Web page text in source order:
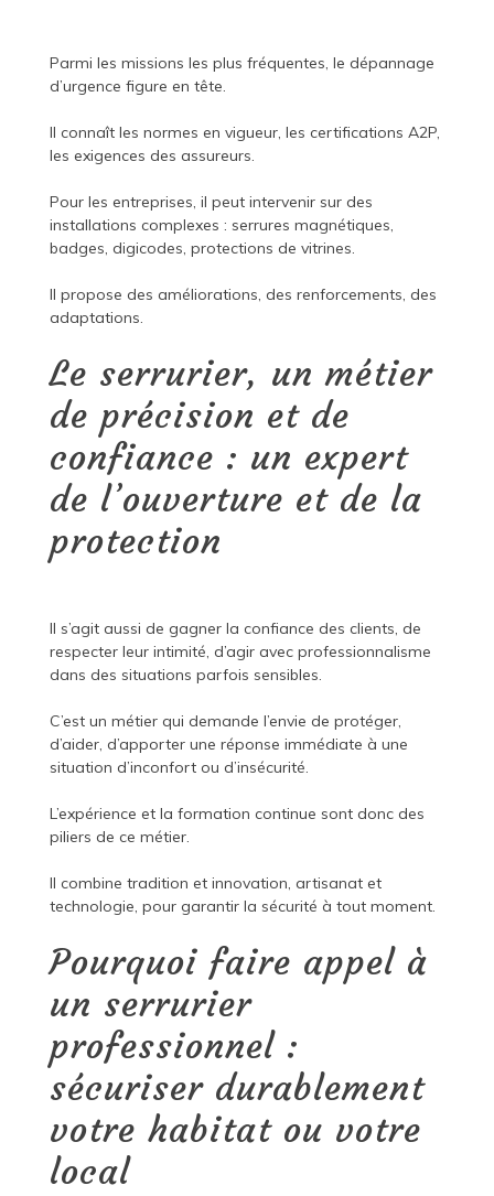
Parmi les missions les plus fréquentes, le dépannage
d’urgence figure en tête.
Il connaît les normes en vigueur, les certifications A2P,
les exigences des assureurs.
Pour les entreprises, il peut intervenir sur des
installations complexes : serrures magnétiques,
badges, digicodes, protections de vitrines.
Il propose des améliorations, des renforcements, des
adaptations.
Le serrurier, un métier
de précision et de
confiance : un expert
de l’ouverture et de la
protection
Il s’agit aussi de gagner la confiance des clients, de
respecter leur intimité, d’agir avec professionnalisme
dans des situations parfois sensibles.
C’est un métier qui demande l’envie de protéger,
d’aider, d’apporter une réponse immédiate à une
situation d’inconfort ou d’insécurité.
L’expérience et la formation continue sont donc des
piliers de ce métier.
Il combine tradition et innovation, artisanat et
technologie, pour garantir la sécurité à tout moment.
Pourquoi faire appel à
un serrurier
professionnel :
sécuriser durablement
votre habitat ou votre
local